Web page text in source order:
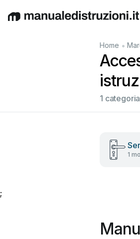
EnglishDeutschEspañol Italiano
Home •
1 categoria
1
;